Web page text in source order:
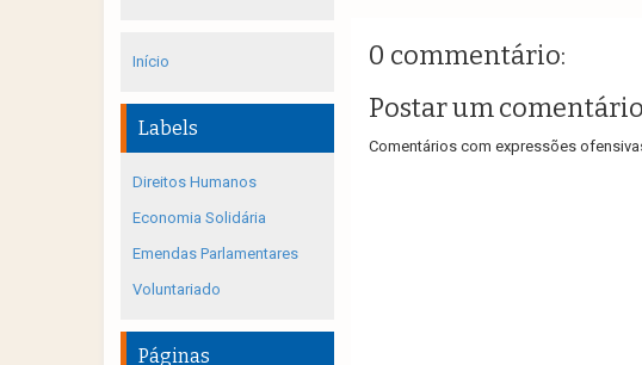
0 commentário:
Postar um comentário
Comentários com expressões
Início
Labels
Direitos Humanos
Economia Solidária
Emendas Parlamentares
Voluntariado
Páginas